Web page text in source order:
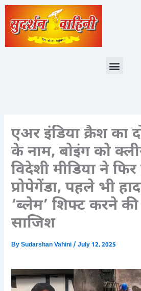
Skip
content
Menu
एअर इंडिया क्रैश का
के नाम, बोइंग को
विदेशी मीडिया ने
प्रोपेगेंडा, पहले भी
‘ब्लेम’ शिफ्ट करने की
साजिश
BySudarshan Vahini/July 12, 2025